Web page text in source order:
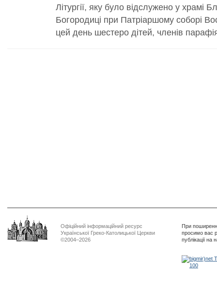
Літургії, яку було відслужено у храмі
Богородиці при Патріаршому соборі
цей день шестеро дітей, членів
Офіційний інформаційний ресурс
Української Греко-Католицької Церкви
©2004–2026
При
просимо вас
публікації на